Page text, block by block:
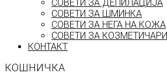
СОВЕТИ ЗА ДЕПИЛАЦИЈА
СОВЕТИ ЗА ШМИНКА
СОВЕТИ ЗА НЕГА НА КОЖА
СОВЕТИ ЗА КОЗМЕТИЧАРИ
КОНТАКТ
КОШНИЧКА